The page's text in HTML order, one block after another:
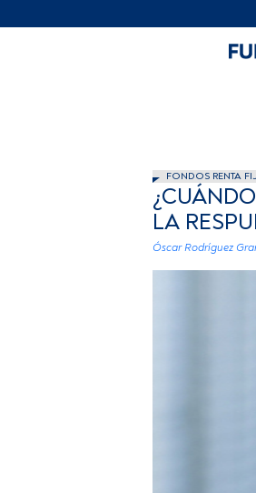
FONDOS RENTA
LA
Óscar Rodríguez